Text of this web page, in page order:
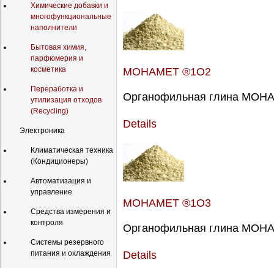
Химические добавки и
многофункциональные
наполнители
Бытовая химия,
парфюмерия и
косметика
Переработка и
утилизация отходов
(Recycling)
Электроника
Климатическая техника
(Кондиционеры)
Автоматизация и
управление
Средства измерения и
контроля
Системы резервного
питания и охлаждения
МОНАМЕТ ®1О2
Органофильная глина
Details
МОНАМЕТ ®1О3
Органофильная глина
Details